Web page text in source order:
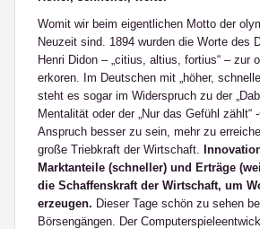
Womit wir beim eigentlichen Motto der
Neuzeit sind. 1894 wurden die Worte des
Henri Didon – „citius, altius, fortius“ – zur
erkoren. Im Deutschen mit „höher,
steht es sogar im Widerspruch zu der
Mentalität oder der „Nur das Gefühl zählt“
Anspruch besser zu sein, mehr zu
große Triebkraft der Wirtschaft.
Marktanteile (schneller) und Erträge
die Schaffenskraft der Wirtschaft, um
erzeugen. Dieser Tage schön zu sehen
Börsengängen. Der